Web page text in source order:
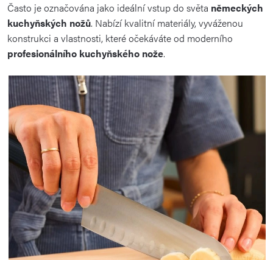
Často je označována jako ideální vstup do světa německých
kuchyňských nožů. Nabízí kvalitní materiály, vyváženou
konstrukci a vlastnosti, které očekáváte od moderního
profesionálního kuchyňského nože.